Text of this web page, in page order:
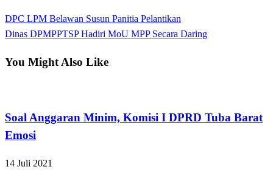
Navigasi
Previous
Post
DPC LPM Belawan Susun Panitia Pelantikan
Next
Dinas DPMPPTSP Hadiri MoU MPP Secara Daring
You Might Also Like
Soal Anggaran Minim, Komisi I DPRD Tuba Barat
Emosi
14 Juli 2021